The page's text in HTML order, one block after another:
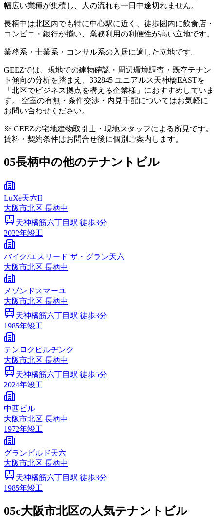
幅広い業種が集積し、人の流れも一日中途切れません。
長柄中は北区内でも特に中心駅に近く、徒歩圏内に飲食店・
コンビニ・銀行が揃い、業務利用の利便性が高い立地です。
業務系・士業系・コンサル系の入居に適した立地です。
GEEZでは、現地での建物確認・周辺環境調査・既存テナン
ト傾向の分析を踏まえ、332845 ユニアルス天神橋EASTを
「北区でビジネス拠点を構える企業様」におすすめしていま
す。 空室の有無・条件交渉・内見手配についてはお気軽に
お問い合わせください。
※ GEEZの宅地建物取引士・現地スタッフによる所見です。
賃料・契約条件はお問合せ後に個別ご案内します。
05長柄中の他のテナントビル
LuXe天六II
大阪市北区 長柄中
天神橋筋六丁目 駅 徒歩3分
2022年竣工
バイク/エスリード ザ・グラン天六
大阪市北区 長柄中
メゾンドスマーユ
大阪市北区 長柄中
天神橋筋六丁目 駅 徒歩3分
1985年竣工
テンロクビルヂング
大阪市北区 長柄中
天神橋筋六丁目 駅 徒歩5分
2024年竣工
中西ビル
大阪市北区 長柄中
1972年竣工
グランビルド天六
大阪市北区 長柄中
天神橋筋六丁目 駅 徒歩3分
1985年竣工
05c大阪市北区の人気テナントビル